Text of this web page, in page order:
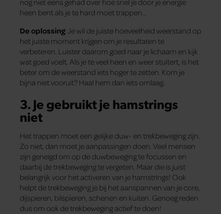
heen bent als je te hard moet trappen…
De oplossing: Je wil de juiste hoeveelheid weerstand op
het juiste moment krijgen om je resultaten te
verbeteren. Luister daarom goed naar je lichaam en kijk
wat goed voelt. Als je te veel heen en weer stuitert, is het
beter om de weerstand iets hoger te zetten. Kom je
bijna niet vooruit? Haal hem dan iets omlaag.
3. Je gebruikt je hamstrings
niet
Het trappen moet een gelijke duw- en trekbeweging zijn.
Zo niet, dan moet je aanpassingen doen. Veel mensen
zijn geneigd om op de duwbeweging te focussen en
daarbij de trekbeweging te vergeten. Maar die is juist
belangrijk voor het activeren van je hamstrings! Ook
helpt de trekbeweging je bij het aanspannen van je core,
dijspieren, bilspieren, schenen en kuiten. Genoeg reden
dus om ook de trekbeweging actief te doen!